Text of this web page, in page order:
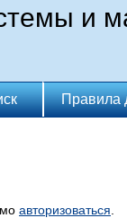
и
Правила
авторизоваться